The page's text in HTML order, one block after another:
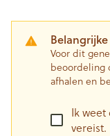
Voor dit
beoordeling
afhalen en
Ik
vereist.